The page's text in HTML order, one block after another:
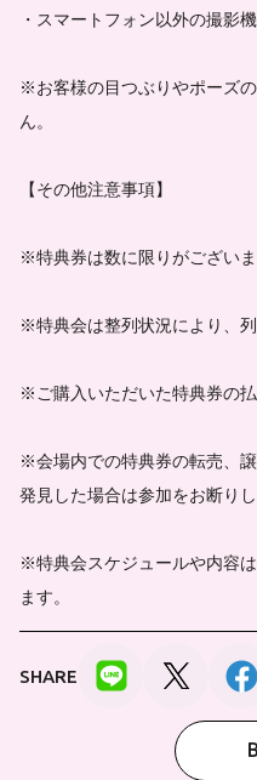
・スマートフォン以外の撮影
※お客様の目つぶりやポーズ
ん。
【その他注意事項】
※特典券は数に限りがございま
※特典会は整列状況により、
※ご購入いただいた特典券の払
※会場内での特典券の転売、
発見した場合は参加をお断りし
※特典会スケジュールや内容
ます。
SHARE